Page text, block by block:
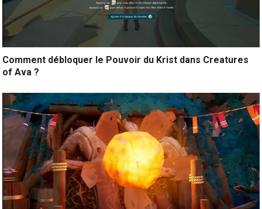
Comment débloquer le Pouvoir du Krist dans Creatures
of Ava ?